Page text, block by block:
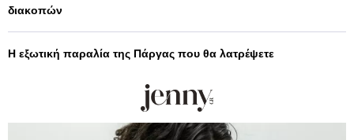
διακοπών
Η εξωτική παραλία της Πάργας που θα λατρέψετε